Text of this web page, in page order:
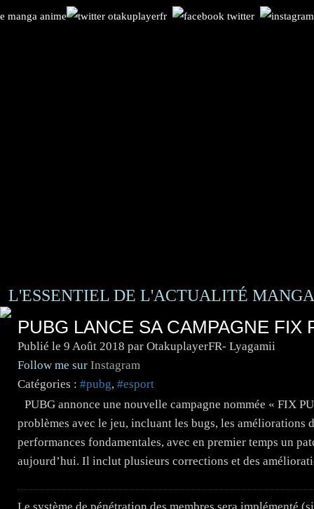
L'ESSENTIEL DE L'ACTUALITÉ
PUBG LANCE SA CAMPAGNE FIX
Publié le 9 Août 2018 par OtakuplayerFR- Lyagamii
Follow me sur Instagram
Catégories : #pubg, #esport
PUBG annonce une nouvelle campagne nommée « FIX
problèmes avec le jeu, incluant les bugs, les améliorations
performances fondamentales, avec en premier temps un
aujourd’hui. Il inclut plusieurs corrections et des